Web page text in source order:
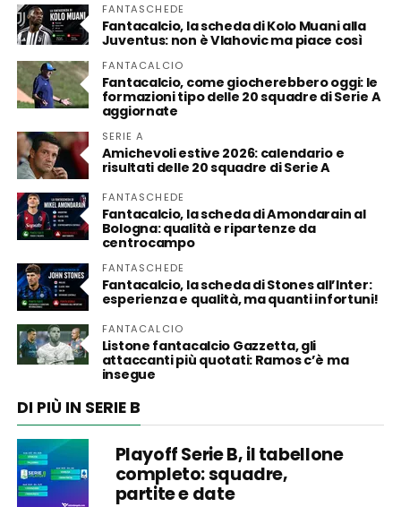
FANTASCHEDE
Fantacalcio, la scheda di Kolo Muani alla
Juventus: non è Vlahovic ma piace così
FANTACALCIO
Fantacalcio, come giocherebbero oggi: le
formazioni tipo delle 20 squadre di Serie A
aggiornate
SERIE A
Amichevoli estive 2026: calendario e
risultati delle 20 squadre di Serie A
FANTASCHEDE
Fantacalcio, la scheda di Amondarain al
Bologna: qualità e ripartenze da
centrocampo
FANTASCHEDE
Fantacalcio, la scheda di Stones all’Inter:
esperienza e qualità, ma quanti infortuni!
FANTACALCIO
Listone fantacalcio Gazzetta, gli
attaccanti più quotati: Ramos c’è ma
insegue
DI PIÙ IN SERIE B
Playoff Serie B, il tabellone
completo: squadre,
partite e date